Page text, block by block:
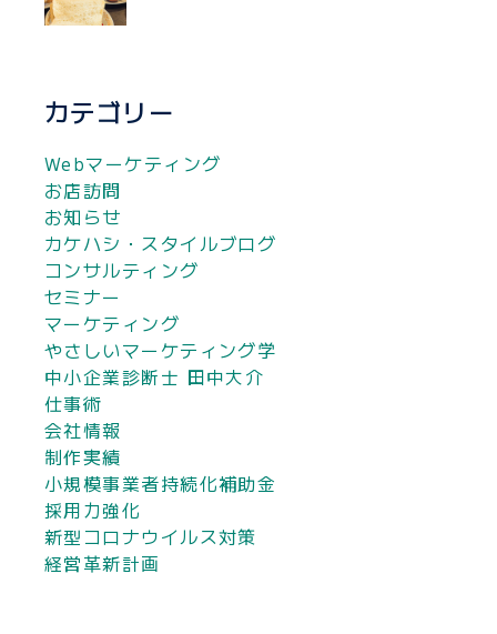
カテゴリー
Webマーケティング
お店訪問
お知らせ
カケハシ・スタイルブログ
コンサルティング
セミナー
マーケティング
やさしいマーケティング学
中小企業診断士 田中大介
仕事術
会社情報
制作実績
小規模事業者持続化補助金
採用力強化
新型コロナウイルス対策
経営革新計画